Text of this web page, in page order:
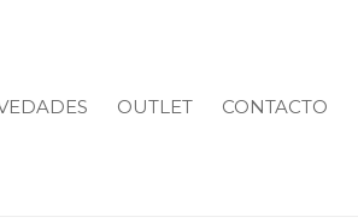
OUTLET CONTACTO